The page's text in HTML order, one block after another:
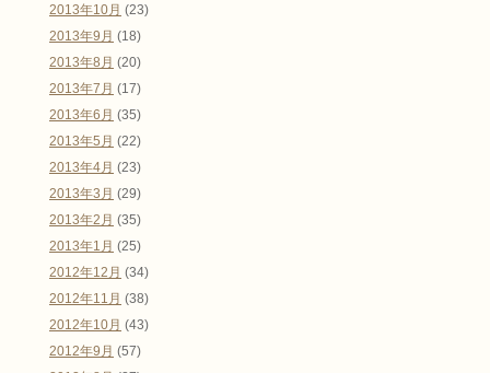
2013年10月 (23)
2013年9月 (18)
2013年8月 (20)
2013年7月 (17)
2013年6月 (35)
2013年5月 (22)
2013年4月 (23)
2013年3月 (29)
2013年2月 (35)
2013年1月 (25)
2012年12月 (34)
2012年11月 (38)
2012年10月 (43)
2012年9月 (57)